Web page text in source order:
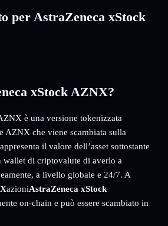
per AstraZeneca xStock
xStock AZNX?
è una versione tokenizzata
AZNX che viene scambiata sulla
il valore dell’asset sottostante
wallet di criptovalute di averlo a
a livello globale e 24/7. A
azioniAstraZeneca xStock
on-chain e può essere scambiato in